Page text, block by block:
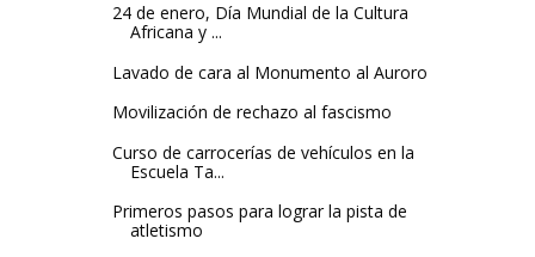
24 de enero, Día Mundial de la Cultura
Africana y ...
Lavado de cara al Monumento al Auroro
Movilización de rechazo al fascismo
Curso de carrocerías de vehículos en la
Escuela Ta...
Primeros pasos para lograr la pista de
atletismo